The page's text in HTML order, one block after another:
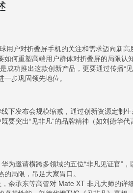
用户对折叠屏手机的关注和需求迈向新高
如何重塑高端用户群体对折叠屏的局限
成功推出这款创新产品，更要通过传播“
一步巩固领先地位。
下发布会规模缩减，通过创新资源定制
要突出“见非凡”的品牌精神（如刘德华
为邀请横跨多领域的五位“非凡见证官”
的局限，吊足大家胃口。
余承东等高管对 Mate XT 非凡大师的